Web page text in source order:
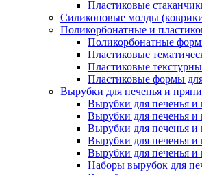
Пластиковые
Силиконовые молды
Поликорбонатные и
Поликорбонатные
Пластиковые
Пластиковые
Пластиковые формы
Вырубки для печенья и
Вырубки для печенья и
Вырубки для печенья
Вырубки для печенья
Вырубки для печенья и
Вырубки для печенья и
Наборы вырубок для